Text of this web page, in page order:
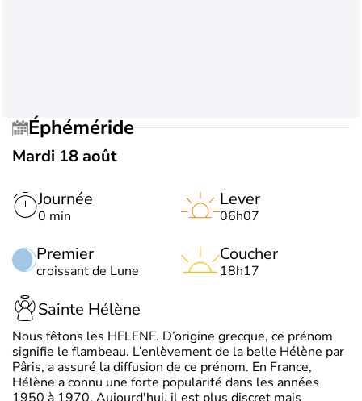
Éphéméride
Mardi 18 août
Journée
0 min
Premier
croissant de Lune
Lever
06h07
Coucher
18h17
Sainte Hélène
Nous fêtons les HELENE. D’origine grecque, ce prénom
signifie le flambeau. L’enlèvement de la belle Hélène par
Pâris, a assuré la diffusion de ce prénom. En France,
Hélène a connu une forte popularité dans les années